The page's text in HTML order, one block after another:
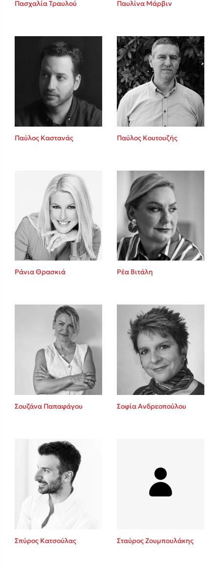
Καθρέφτης
Sebastian Fitzek
Playlist
Στέφανος Ξενάκης
Το λεξικό της ζωής σου
Το λιμάνι μου είσαι εσύ
Ιωάννης Γλωσσόπουλος
Ένας γίγαντας στο σχολείο
Δανάη Δεληγεώργη
Πάνω, κάτω, μπροστά, πίσω
Πασχαλία Τραυλού Παυλίνα Μάρβιν
Παύλος Καστανάς Παύλος Κουτουζής
Ράνια Θρασκιά Ρέα Βιτάλη
Σουζάνα Παπαφάγου Σοφία Ανδρεοπούλου
Σπύρος Κατσούλας Σταύρος Ζουμπουλάκης